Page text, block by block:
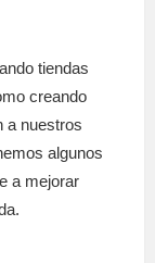
tiendas
creando
a nuestros
algunos
a mejorar